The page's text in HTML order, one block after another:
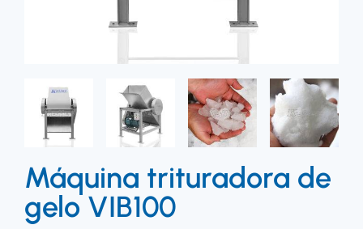
Máquina trituradora de
gelo VIB100